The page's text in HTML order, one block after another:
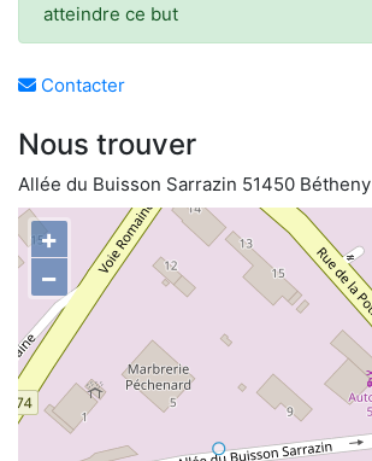
atteindre ce but
Contacter
Nous trouver
Allée du Buisson Sarrazin 51450 Bétheny
+
−